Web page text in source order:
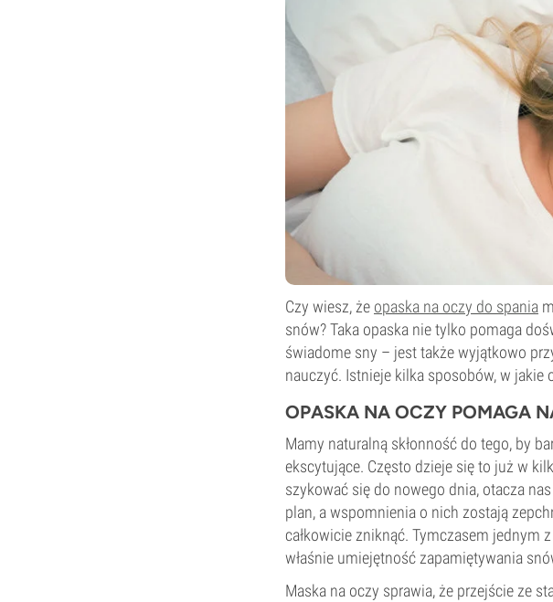
Czy wiesz, że opaska na oczy do spania
snów? Taka opaska nie tylko pomaga
świadome sny – jest także wyjątkowo
nauczyć. Istnieje kilka sposobów, w
OPASKA NA OCZY POMAGA
Mamy naturalną skłonność do tego, by
ekscytujące. Często dzieje się to już w
szykować się do nowego dnia, otacza
plan, a wspomnienia o nich zostają
całkowicie zniknąć. Tymczasem
właśnie umiejętność zapamiętywania
Maska na oczy sprawia, że przejście ze